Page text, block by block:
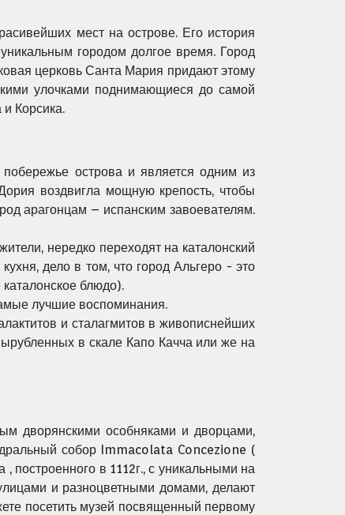
мест на острове. Его история
городом долгое время. Город
церковь Санта Мария придают этому
улочками поднимающиеся до самой
Корсика.
острова и является одним из
воздвигла мощную крепость, чтобы
арагонцам – испанским завоевателям.
нередко переходят на каталонский
дело в том, что город Альгеро - это
блюдо).
лучшие воспоминания.
и сталагмитов в живописнейших
в скале Капо Качча или же на
дворянскими особняками и дворцами,
собор Immacolata Concezione (
в 1112г., с уникальными на
и разноцветными домами, делают
посетить музей посвященный первому